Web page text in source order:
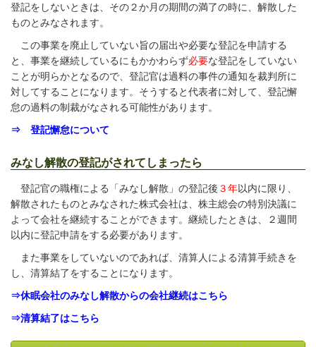
登記をしないときは、その２か月の期間の満了の時に、解散した
ものとみなされます。
この事業を廃止していない旨の届出や必要な登記を申請する
と、事業を継続しているにもかかわらず必要な登記をしていない
ことが明らかとなるので、登記官は過料の事件の通知を裁判所に
対してすることになります。そうすると代表者に対して、登記懈
怠の過料の制裁がなされる可能性があります。
⇒ 登記懈怠について
みなし解散の登記がされてしまったら
登記官の職権による「みなし解散」の登記後 ３年以内に限り、
解散されたものとみなされた株式会社は、株主総会の特別決議に
よって会社を継続することができます。継続したときは、２週間
以内に登記申請をする必要があります。
また事業をしていないのであれば、清算人による清算手続きを
し、清算結了をすることになります。
⇒休眠会社のみなし解散からの会社継続はこちら
⇒清算結了はこちら